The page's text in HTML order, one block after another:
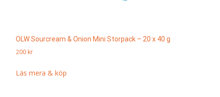
OLW Sourcream & Onion Mini Storpack – 20 x 40 g
200 kr
Läs mera & köp